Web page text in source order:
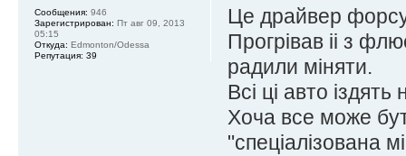
Це драйвер
Прогрiвав ii з
радили мiняти.
Всi цi авто iздять
Хоча все може
"спецiалiзована
Сообщения: 946
Зарегистрирован: Пт авг 09, 2013
05:15
Откуда: Edmonton/Odessa
Репутация: 39